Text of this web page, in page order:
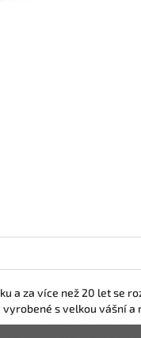
a za více než 20 let se
s velkou vášní